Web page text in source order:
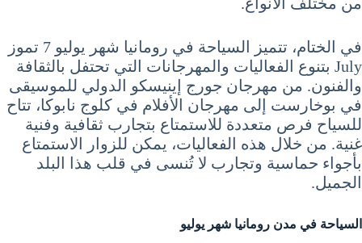
في الختام، تتميز السياحة في رومانيا شهر يوليو 7 تموز
July بتنوع الفعاليات والمهرجانات التي تحتفل بالثقافة
والفنون. من مهرجان جورج إينيسكو الدولي للموسيقى
في بوخارست إلى مهرجان الأفلام في كلوج نابوكا، تتاح
للسياح فرص متعددة للاستمتاع بتجارب ثقافية وفنية
غنية. من خلال هذه الفعاليات، يمكن للزوار الاستمتاع
بأجواء حماسية وتجارب لا تُنسى في قلب هذا البلد
الجميل.
السياحة في مدن رومانيا شهر يوليو